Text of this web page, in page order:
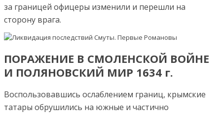
за границей офицеры изменили и перешли на
сторону врага.
ПОРАЖЕНИЕ В СМОЛЕНСКОЙ ВОЙНЕ
И ПОЛЯНОВСКИЙ МИР 1634 г.
Воспользовавшись ослаблением границ, крымские
татары обрушились на южные и частично